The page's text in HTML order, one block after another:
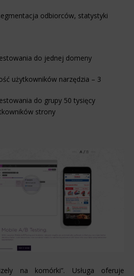
odbiorców, statystyki
do jednej domeny
użytkowników narzędzia – 3
do grupy 50 tysięcy
strony
na komórki”. Usługa oferuje